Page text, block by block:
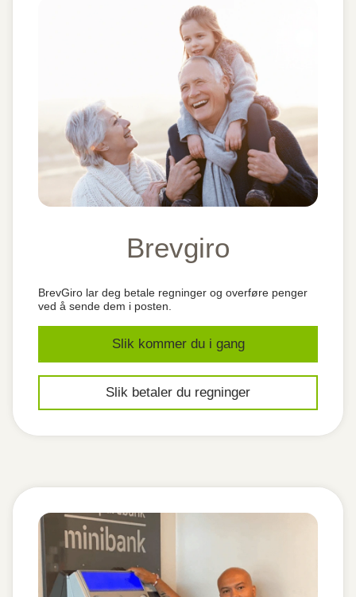
Brevgiro
BrevGiro lar deg betale regninger og overføre penger
ved å sende dem i posten.
Slik kommer du i gang
Slik betaler du regninger